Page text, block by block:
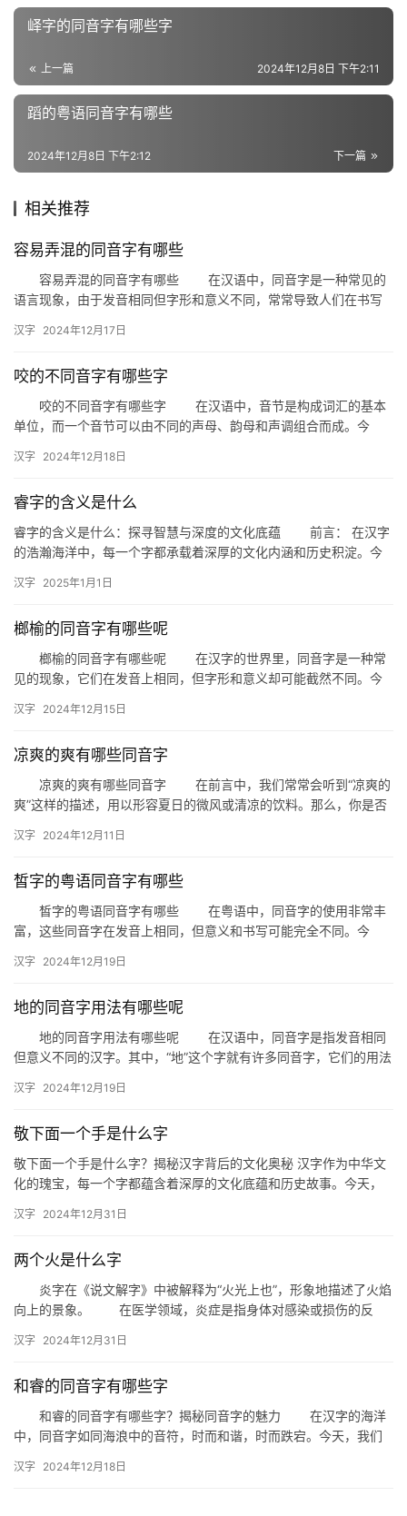
义
词
近
词
词
拼
峄字的同音字有哪些字
上一篇 2024年12月8日 下午2:11
蹈的粤语同音字有哪些
下一篇
2024年12月8日 下午2:12
相关推荐
容易弄混的同音字有哪些
容易弄混的同音字有哪些 在汉语中，同音字是一种常见的
语言现象，由于发音相同但字形和意义不同，常常导致人们在书写
看看…
汉字 2024年12月17日
咬的不同音字有哪些字
咬的不同音字有哪些字 在汉语中，音节是构成词汇的基本
单位，而一个音节可以由不同的声母、韵母和声调组合而成。今
节差异…
汉字 2024年12月18日
睿字的含义是什么
睿字的含义是什么：探寻智慧与深度的文化底蕴 前言： 在汉字
的浩瀚海洋中，每一个字都承载着深厚的文化内涵和历史积淀。今
汉字 2025年1月1日
榔榆的同音字有哪些呢
榔榆的同音字有哪些呢 在汉字的世界里，同音字是一种常
见的现象，它们在发音上相同，但字形和意义却可能截然不同。今
汉字 2024年12月15日
凉爽的爽有哪些同音字
凉爽的爽有哪些同音字 在前言中，我们常常会听到“凉爽的
爽”这样的描述，用以形容夏日的微风或清凉的饮料。那么，你是否
汉字 2024年12月11日
皙字的粤语同音字有哪些
皙字的粤语同音字有哪些 在粤语中，同音字的使用非常丰
富，这些同音字在发音上相同，但意义和书写可能完全不同。今
…
汉字 2024年12月19日
地的同音字用法有哪些呢
地的同音字用法有哪些呢 在汉语中，同音字是指发音相同
但意义不同的汉字。其中，“地”这个字就有许多同音字，它们的用法
汉字 2024年12月19日
敬下面一个手是什么字
敬下面一个手是什么字？揭秘汉字背后的文化奥秘 汉字作为中华文
化的瑰宝，每一个字都蕴含着深厚的文化底蕴和历史故事。今天，
一…
汉字 2024年12月31日
两个火是什么字
炎字在《说文解字》中被解释为“火光上也”，形象地描述了火焰
向上的景象。 在医学领域，炎症是指身体对感染或损伤的反
汉字 2024年12月31日
和睿的同音字有哪些字
和睿的同音字有哪些字？揭秘同音字的魅力 在汉字的海洋
中，同音字如同海浪中的音符，时而和谐，时而跌宕。今天，我们
汉字 2024年12月18日